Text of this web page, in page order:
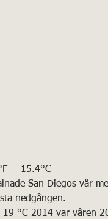
= 15.4°C
San Diegos vår
nedgången.
°C 2014 var våren